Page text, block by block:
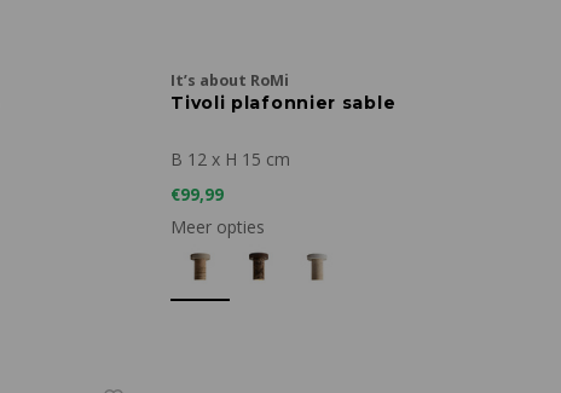
It’s about RoMi
Tivoli plafonnier sable
B 12 x H 15 cm
€99,99
Meer opties